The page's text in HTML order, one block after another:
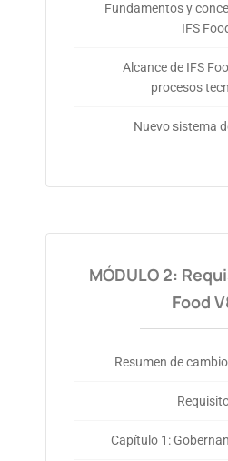
Fundamentos y
IFS
Alcance de IFS
procesos
Nuevo sistema
MÓDULO 2:
Food
Resumen de
Capítulo 1: